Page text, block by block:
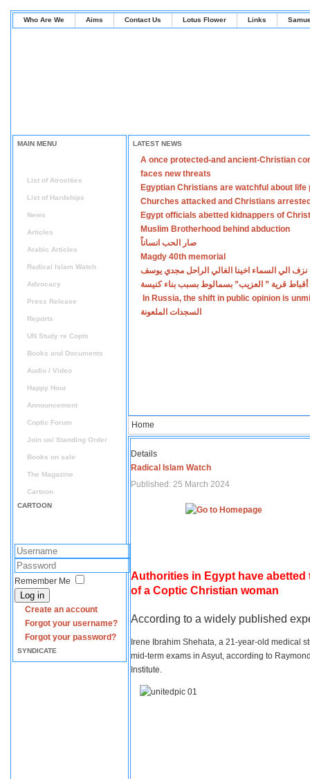
Who Are We Aims Contact Us Lotus Flower Links
MAIN MENU
List of Atrocities
List of Hardships
News
Articles
Arabic Articles
Radical Islam Watch
Advocacy
Press Release
Reports
UN Study re Copts
Books and Documents
Audio / Video
Happy Hour
Announcement
Coptic Forum
Join us/ Standing Order
Books on sale
The Magazine
Cartoon
CARTOON
Remember Me
Log in
Create an account
Forgot your username?
Forgot your password?
SYNDICATE
LATEST NEWS
A once protected-and ancient-Christian
faces new threats
Egyptian Christians are watchful about life
Churches attacked and Christians
Egypt officials abetted kidnappers of
Muslim Brotherhood behind abduction
صار الحب انساناً
Magdy 40th memorial
نزف الي السماء اخينا الغالي الراحل مجدي يوسف
أقباط قرية ” العزيب” بسمالوط بسبب بناء كنيسة
In Russia, the shift in public opinion is
السجدات الملعونة
Home
Details
Radical Islam Watch
Published: 25 March 2024
Authorities in Egypt have
of a Coptic Christian woman
According to a widely published
Irene Ibrahim Shehata, a 21-year-old medical
mid-term exams in Asyut, according to
Institute.